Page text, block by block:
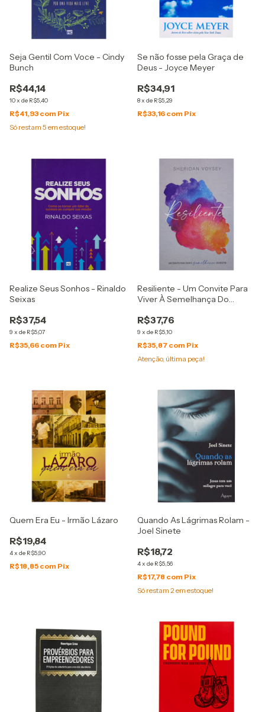
Seja Gentil Com Voce - Cindy
Bunch
R$44,14
10x de R$5,40
R$41,93 com Pix
Só restam 5 em estoque!
Se não fosse pela Graça de
Deus - Joyce Meyer
R$34,91
8x de R$5,29
R$33,16 com Pix
Realize Seus Sonhos - Rinaldo
Seixas
R$37,54
9 x de R$5,07
R$35,66 com Pix
Resiliente - Um Convite Para
Viver À Semelhança Do
R$37,76
9 x de R$5,10
R$35,87 com Pix
Atenção, última peça!
Quem Era Eu - Irmão Lázaro
R$19,84
4x de R$5,90
R$18,85 com Pix
Quando As Lágrimas Rolam -
Joel Sinete
R$18,72
4x de R$5,56
R$17,78 com Pix
Só restam 2em estoque!